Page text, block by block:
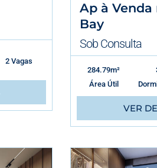
2 Vagas
Ap à Venda
Bay
Sob Consulta
284.79m²
Área Útil
VER